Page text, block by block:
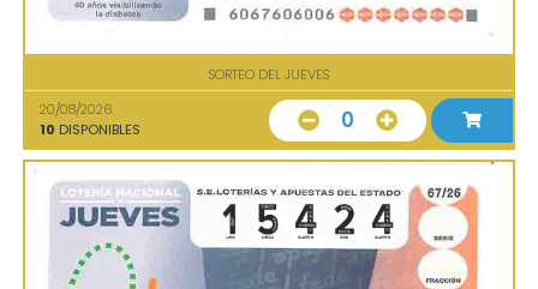
SORTEO DEL JUEVES
20/08/2026
10 DISPONIBLES 0